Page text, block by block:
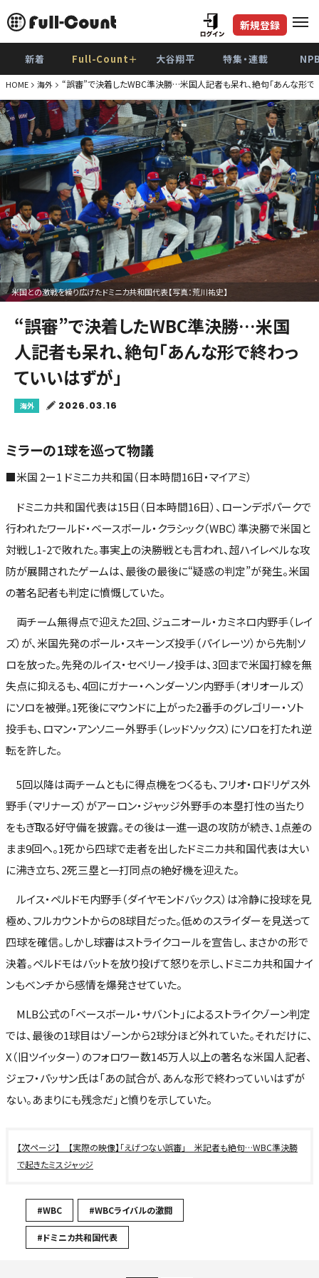
新規登録
新着 Full-Count＋ 大谷翔平 特集・連載
HOME 海外 “誤審”で決着したWBC準決勝…米国人記者も呆れ、絶句「あんな形で
米国との激戦を繰り広げたドミニカ共和国代表【写真：荒川祐史】
“誤審”で決着したWBC準決勝…米国
人記者も呆れ、絶句「あんな形で終わっ
ていいはずが」
海外 2026.03.16
ミラーの1球を巡って物議
■米国 2ー1 ドミニカ共和国（日本時間16日・マイアミ）
ドミニカ共和国代表は15日（日本時間16日）、ローンデポパークで
行われたワールド・ベースボール・クラシック（WBC）準決勝で米国と
対戦し1-2で敗れた。事実上の決勝戦とも言われ、超ハイレベルな攻
防が展開されたゲームは、最後の最後に“疑惑の判定”が発生。米国
の著名記者も判定に憤慨していた。
両チーム無得点で迎えた2回、ジュニオール・カミネロ内野手（レイ
ズ）が、米国先発のポール・スキーンズ投手（パイレーツ）から先制ソ
ロを放った。先発のルイス・セベリーノ投手は、3回まで米国打線を無
失点に抑えるも、4回にガナー・ヘンダーソン内野手（オリオールズ）
にソロを被弾。1死後にマウンドに上がった2番手のグレゴリー・ソト
投手も、ロマン・アンソニー外野手（レッドソックス）にソロを打たれ逆
転を許した。
5回以降は両チームともに得点機をつくるも、フリオ・ロドリゲス外
野手（マリナーズ）がアーロン・ジャッジ外野手の本塁打性の当たり
をもぎ取る好守備を披露。その後は一進一退の攻防が続き、1点差の
まま9回へ。1死から四球で走者を出したドミニカ共和国代表は大い
に沸き立ち、2死三塁と一打同点の絶好機を迎えた。
ルイス・ペルドモ内野手（ダイヤモンドバックス）は冷静に投球を見
極め、フルカウントからの8球目だった。低めのスライダーを見送って
四球を確信。しかし球審はストライクコールを宣告し、まさかの形で
決着。ペルドモはバットを放り投げて怒りを示し、ドミニカ共和国ナイ
ンもベンチから感情を爆発させていた。
MLB公式の「ベースボール・サバント」によるストライクゾーン判定
では、最後の1球目はゾーンから2球分ほど外れていた。それだけに、
X（旧ツイッター）のフォロワー数145万人以上の著名な米国人記者、
ジェフ・パッサン氏は「あの試合が、あんな形で終わっていいはずが
ない。あまりにも残念だ」と憤りを示していた。
【実際の映像】「えげつない誤審」 米記者も絶句…WBC準決勝
で起きたミスジャッジ
#WBC #WBCライバルの激闘
#ドミニカ共和国代表